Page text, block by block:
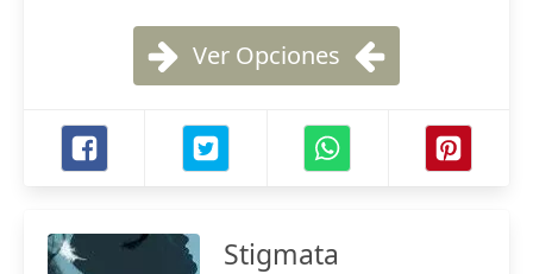
Ver Opciones
Stigmata